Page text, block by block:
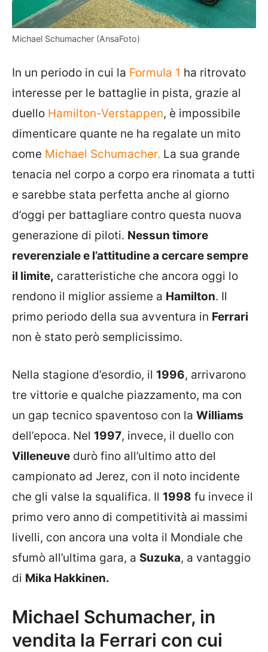
Michael Schumacher (AnsaFoto)
In un periodo in cui la Formula 1 ha ritrovato
interesse per le battaglie in pista, grazie al
duello Hamilton-Verstappen, è impossibile
dimenticare quante ne ha regalate un mito
come Michael Schumacher. La sua grande
tenacia nel corpo a corpo era rinomata a tutti
e sarebbe stata perfetta anche al giorno
d’oggi per battagliare contro questa nuova
generazione di piloti. Nessun timore
reverenziale e l’attitudine a cercare sempre
il limite, caratteristiche che ancora oggi lo
rendono il miglior assieme a Hamilton. Il
primo periodo della sua avventura in Ferrari
non è stato però semplicissimo.
Nella stagione d’esordio, il 1996, arrivarono
tre vittorie e qualche piazzamento, ma con
un gap tecnico spaventoso con la Williams
dell’epoca. Nel 1997, invece, il duello con
Villeneuve durò fino all’ultimo atto del
campionato ad Jerez, con il noto incidente
che gli valse la squalifica. Il 1998 fu invece il
primo vero anno di competitività ai massimi
livelli, con ancora una volta il Mondiale che
sfumò all’ultima gara, a Suzuka, a vantaggio
di Mika Hakkinen.
Michael Schumacher, in
vendita la Ferrari con cui